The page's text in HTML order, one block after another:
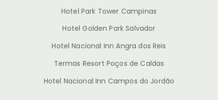
Hotel Park Tower Campinas
Hotel Golden Park Salvador
Hotel Nacional Inn Angra dos Reis
Termas Resort Poços de Caldas
Hotel Nacional Inn Campos do Jordão